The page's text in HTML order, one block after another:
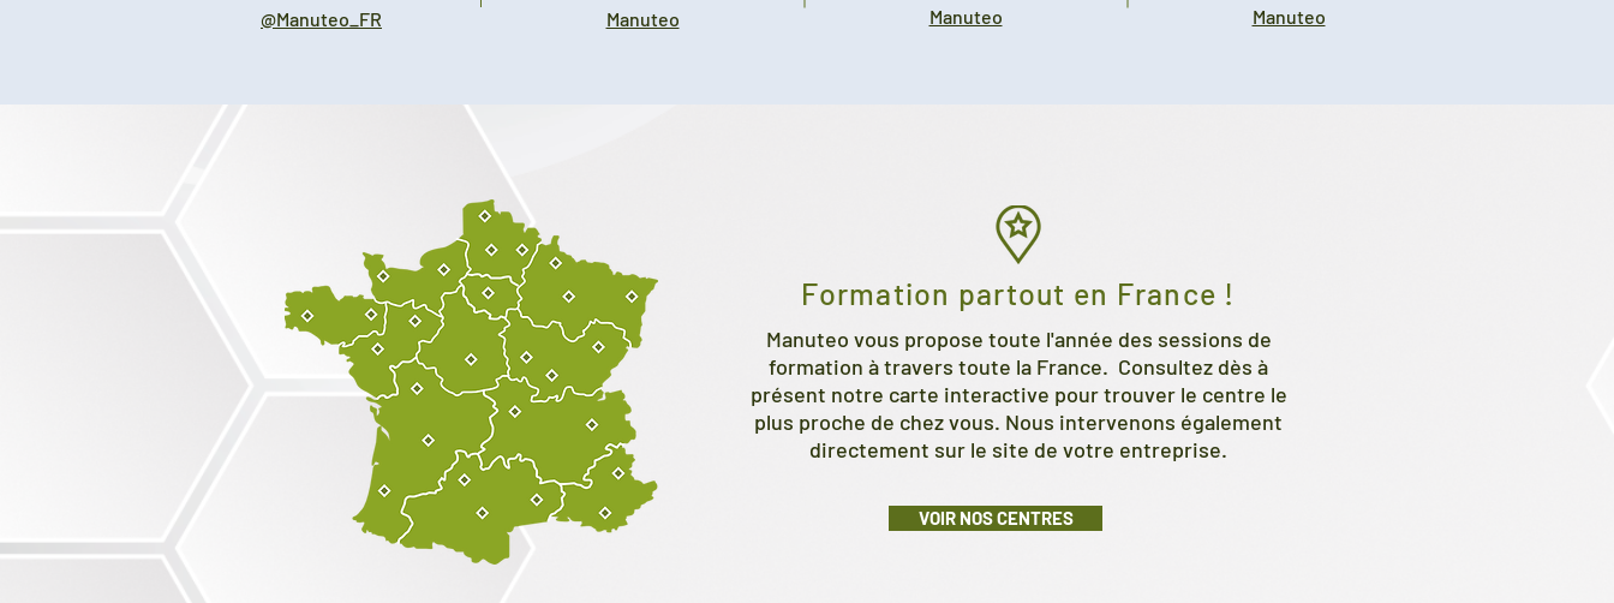
@Manuteo_FR Manuteo Manuteo Manuteo
Formation partout en France !
Manuteo vous propose toute l'année des sessions de
formation à travers toute la France. Consultez dès à
présent notre carte interactive pour trouver le centre le
plus proche de chez vous. Nous intervenons également
directement sur le site de votre entreprise.
VOIR NOS CENTRES